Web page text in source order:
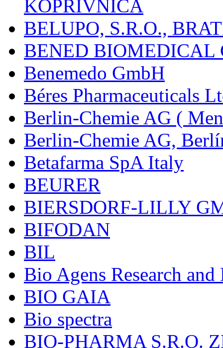
KOPRIVNICA
BELUPO, S.R.O.,
BENED BIOMEDICAL
Benemedo GmbH
Béres Pharmaceuticals
Berlin-Chemie AG (
Berlin-Chemie AG,
Betafarma SpA Italy
BEURER
BIERSDORF-LILLY
BIFODAN
BIL
Bio Agens Research
BIO GAIA
Bio spectra
BIO-PHARMA S.R.O.